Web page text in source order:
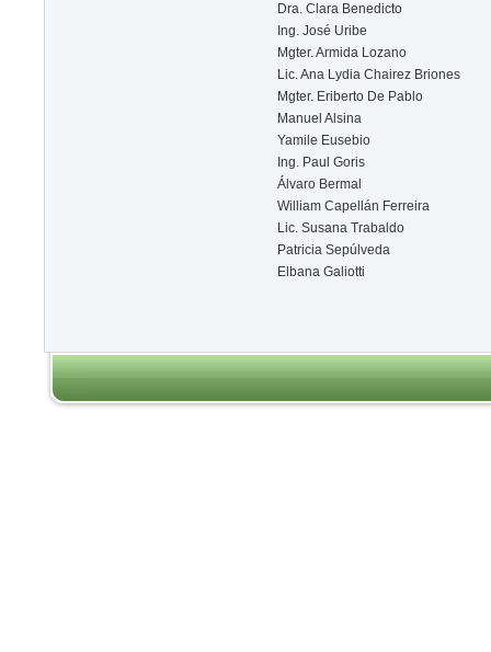
Dra. Clara Benedicto
Ing. José Uribe
Mgter. Armida Lozano
Lic. Ana Lydia Chairez Briones
Mgter. Eriberto De Pablo
Manuel Alsina
Yamile Eusebio
Ing. Paul Goris
Álvaro Bermal
William Capellán Ferreira
Lic. Susana Trabaldo
Patricia Sepúlveda
Elbana Galiotti